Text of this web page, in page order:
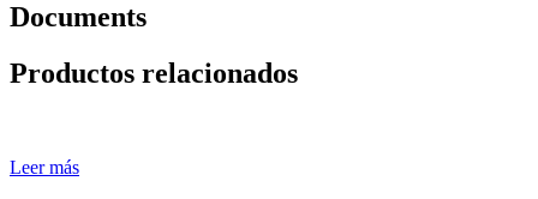
Documents
Productos relacionados
Leer más